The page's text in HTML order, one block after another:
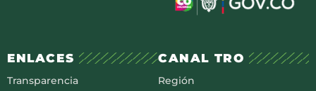
ENLACES
Transparencia
CANAL TRO
Región